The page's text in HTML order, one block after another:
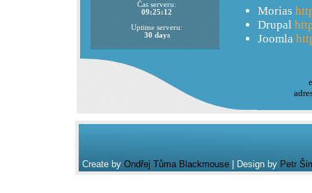
Morias
Drupal
Joomla
Čas serveru:
09:25:12
Uptime serveru:
30 days
Create by Ondřej Tůma Blackmouse| Design by Petr